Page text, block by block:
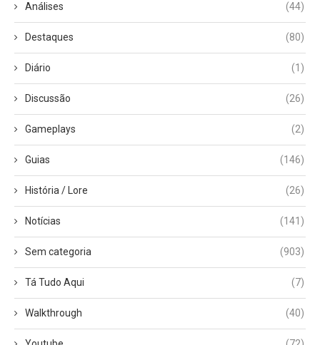
Análises (44)
Destaques (80)
Diário (1)
Discussão (26)
Gameplays (2)
Guias (146)
História / Lore (26)
Notícias (141)
Sem categoria (903)
Tá Tudo Aqui (7)
Walkthrough (40)